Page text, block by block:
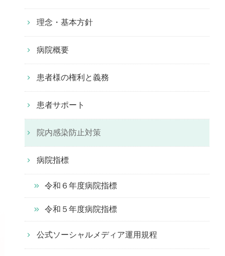
理念・基本方針
病院概要
患者様の権利と義務
患者サポート
院内感染防止対策
病院指標
令和６年度病院指標
令和５年度病院指標
公式ソーシャルメディア運用規程